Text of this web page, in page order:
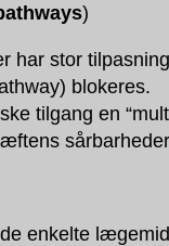
)
har stor
blokeres.
tilgang en
enkelte